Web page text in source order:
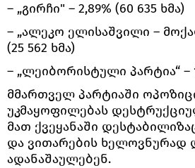
– „გირჩი" – 2,89% (60 635 ხმა)
– „ალეკო ელისაშვილი –
(25 562 ხმა)
– „ლეიბორისტული პარტია“ –
მმართველ პარტიაში
უკმაყოფილებას
მათ ქვეყანაში
და ვითარების ხელოვნურად
ადანაშაულებენ.